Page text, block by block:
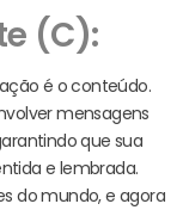
(C):
é o conteúdo.
mensagens
que sua
e lembrada.
do mundo, e agora